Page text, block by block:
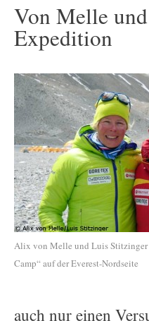
Von Melle
Expedition
Alix von Melle und Luis Stitzinger
Camp“ auf der Everest-Nordseite
auch nur einen